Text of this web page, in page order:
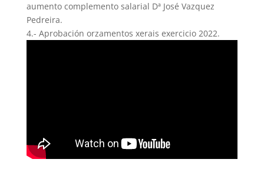
aumento complemento salarial Dª José Vazquez
Pedreira.
4.- Aprobación orzamentos xerais exercicio 2022.